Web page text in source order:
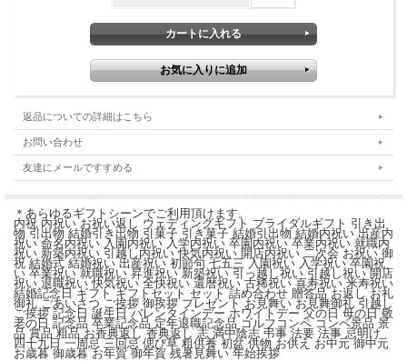
返品についての詳細はこちら
お問い合わせ
友達にメールですすめる
＊あらゆるギフトシーンでご利用頂けます。
内祝 内祝い お祝い返し ウェディングギフト ブライダルギフト 引き出
物 引出物 結婚引き出物 引菓子 引き菓子 結婚引出物 結婚内祝い 出産内
祝い 命名内祝い 入園内祝い 入学内祝い 卒園内祝い 卒業内祝い 就職内
祝い 新築内祝い 引越し内祝い 快気内祝い 開店内祝い 二次会 お祝い 御
祝 結婚式 結婚祝い 出産祝い 初節句 七五三 入園祝い 入学祝い 卒園祝
い 卒業祝い 就職祝い 昇進祝い 新築祝い 引っ越し祝い 引越し祝い 開店
祝い 退職祝い 快気祝い 全快祝い 還暦祝い 古稀祝い 喜寿祝い 米寿祝い
結婚記念日 ギフト ギフトセット セット 詰め合わせ 贈答品 お返し お礼
御礼 ごあいさつ ご挨拶 御挨拶 プレゼント お見舞い お見舞御礼 引越し
ご挨拶 記念日 誕生日 バレンタインデー ホワイトデー 父の日 母の日 敬
老の日 記念品 卒業記念品 定年退職記念品 ゴルフコンペ コンペ景品 景
品 賞品 粗品 お香典返し 香典返し 志 満中陰志 弔事 法要 法事 忌明け
四十九日 一周忌 三回忌 偲び草 粗供養 初盆 供物 お供え お中元 御中元
お歳暮 御歳暮 お年賀 御年賀 残暑見舞い 年始挨拶